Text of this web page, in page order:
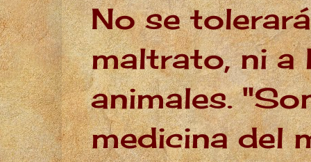
No se
maltrato, ni a
animales.
medicina del